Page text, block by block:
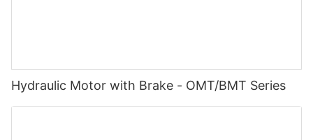
Hydraulic Motor with Brake - OMT/BMT Series